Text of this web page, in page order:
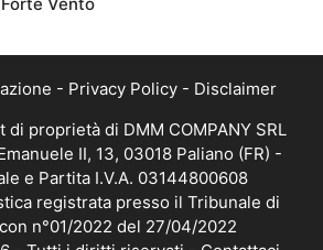
- Privacy Policy - Disclaimer
proprietà di DMM COMPANY SRL
II, 13, 03018 Paliano (FR) -
e Partita I.V.A. 03144800608
registrata presso il Tribunale di
n°01/2022 del 27/04/2022